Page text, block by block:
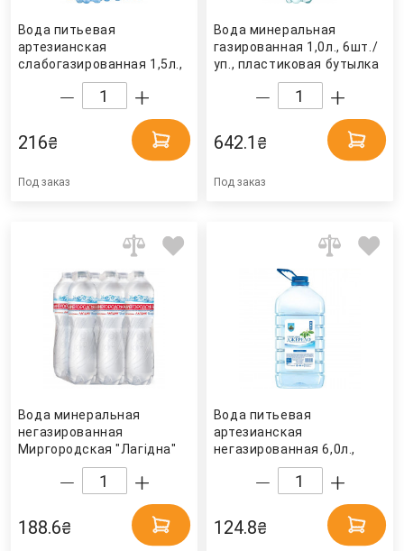
Вода питьевая
артезианская
слабогазированная 1,5л.,
6шт./уп., пластиковая
бутылка Карпатська
216₴
Под заказ
Вода минеральная
газированная 1,0л., 6шт./
уп., пластиковая бутылка
642.1 ₴
Под заказ
Вода минеральная
негазированная
Миргородская "Лагідна"
1,5л., 6шт./уп.,
пластиковая бутылка
188.6₴
Вода питьевая
артезианская
негазированная 6,0л.,
2шт./уп., пластиковая
бутылка
124.8₴